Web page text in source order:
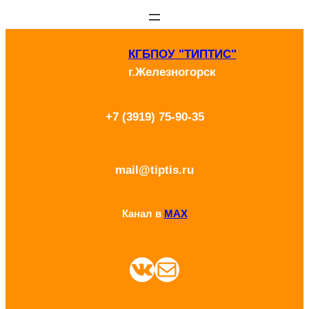
КГБПОУ "ТИПТИС"
г.Железногорск
+7 (3919) 75-90-35
mail@tiptis.ru
Канал в MAX
ВКонтакте Почта